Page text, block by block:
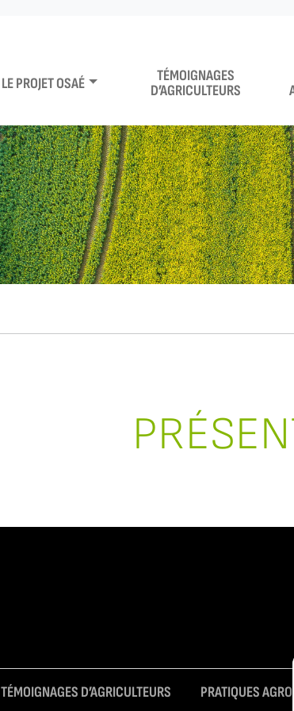
LE PROJET OSAÉ
TÉMOIGNAGES
D’AGRICULTEURS
TÉMOIGNAGES D’AGRICULTEURS PRATIQUES